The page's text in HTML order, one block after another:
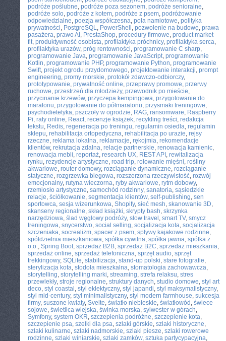
podróże poślubne, podróże poza sezonem, podróże senioralne,
podróże solo, podróże z kotem, podróże z psem, podróżowanie
odpowiedzialne, poezja współczesna, pola namiotowe, polityka
prywatności, PostgreSQL, PowerShell , pozwolenie na budowę, prawa
pasażera, prawo AI , PrestaShop, procedury firmowe, product market
fit, produktywność osobista, profilaktyka próchnicy, profilaktyka serca,
profilaktyka urazów, próg rentowności, programowanie C sharp,
programowanie Java, programowanie JavaScript, programowanie
Kotlin, programowanie PHP, programowanie Python, programowanie
Swift, projekt ogrodu przydomowego, projektowanie interakcji, prompt
engineering, promy morskie, protokół zdawczo-odbiorczy,
prototypowanie, prywatność online, przeprawy promowe, przerwy
ruchowe, przestrzeń dla młodzieży, przewodnik po mieście,
przycinanie krzewów, przyczepa kempingowa, przygotowanie do
maratonu, przygotowanie do półmaratonu, przysmaki treningowe,
psychodietetyka, pszczoły w ogrodzie, RAG, ransomware, Raspberry
Pi, raty online, React, recenzje książek, recykling treści, redakcja
tekstu, Redis, regeneracja po treningu, regulamin osiedla, regulamin
sklepu, rehabilitacja ortopedyczna, rehabilitacja po urazie, rejsy
rzeczne, reklama lokalna, reklamacje, rękojmia, rekomendacje
klientów, rekrutacja zdalna, relacje partnerskie, renowacja kamienic,
renowacja mebli, reportaż, research UX, REST API , rewitalizacja
rynku, rezydencje artystyczne, road trip, rolowanie mięśni, rośliny
akwariowe, router domowy, rozciąganie dynamiczne, rozciąganie
statyczne, rozgrzewka biegowa, rozszerzona rzeczywistość, rozwój
emocjonalny, rutyna wieczorna, ryby akwariowe, rytm dobowy,
rzemiosło artystyczne, samochód rodzinny, sanatoria, sąsiedzkie
relacje, ściółkowanie, segmentacja klientów, self-publishing, sen
sportowca, sesja wizerunkowa, Shopify, sieć mesh, skanowanie 3D,
skanseny regionalne, skład książki, skrypty bash, skrzynka
narzędziowa, ślad węglowy podróży, slow travel , smart TV, smycz
treningowa, snycerstwo, social selling, socjalizacja kota, socjalizacja
szczeniaka, socrealizm, spacer z psem, spływy kajakowe rodzinne,
spółdzielnia mieszkaniowa, spółka cywilna, spółka jawna, spółka z
o.o., Spring Boot, sprzedaż B2B, sprzedaż B2C, sprzedaż mieszkania,
sprzedaż online, sprzedaż telefoniczna, sprzęt audio, sprzęt
trekkingowy, SQLite, stabilizacja, stand-up polski, stare fotografie,
sterylizacja kota, stodoła mieszkalna, stomatologia zachowawcza,
storytelling, storytelling marki, streaming, strefa relaksu, stres
przewlekły, stroje regionalne, struktury danych, studio domowe, styl art
deco, styl coastal , styl eklektyczny, styl japandi, styl maksymalistyczny,
styl mid-century, styl minimalistyczny, styl modern farmhouse, sukcesja
firmy, suszone kwiaty, Svelte, światło niebieskie, światłowód , świece
sojowe, świetlica wiejska, świnka morska, sylwester w górach,
Symfony, system OKR, szczepienia podróżne, szczepienie kota,
szczepienie psa, szelki dla psa, szlaki górskie, szlaki historyczne,
szlaki kulinarne, szlaki nadmorskie, szlaki piesze, szlaki rowerowe
rodzinne, szlaki winiarskie, szlaki zamków, sztuka partycypacyjna,